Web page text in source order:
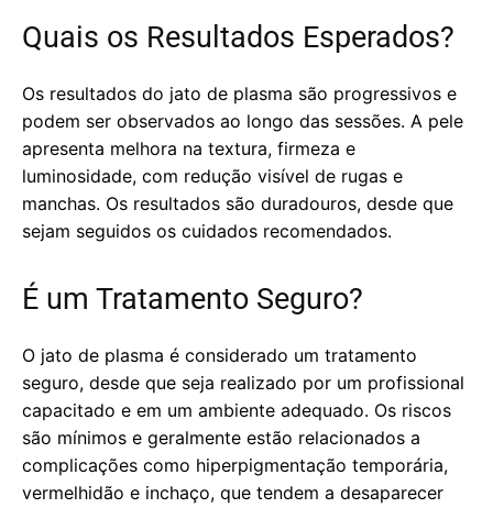
Quais os Resultados Esperados?
Os resultados do jato de plasma são progressivos e
podem ser observados ao longo das sessões. A pele
apresenta melhora na textura, firmeza e
luminosidade, com redução visível de rugas e
manchas. Os resultados são duradouros, desde que
sejam seguidos os cuidados recomendados.
É um Tratamento Seguro?
O jato de plasma é considerado um tratamento
seguro, desde que seja realizado por um profissional
capacitado e em um ambiente adequado. Os riscos
são mínimos e geralmente estão relacionados a
complicações como hiperpigmentação temporária,
vermelhidão e inchaço, que tendem a desaparecer